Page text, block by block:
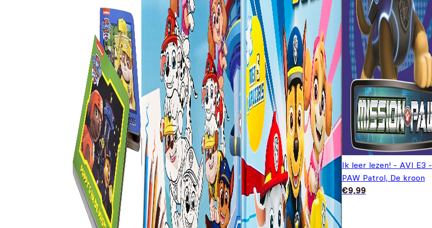
Ik leer lezen! - AVI E3 -
PAW Patrol, De kroon
€9,99